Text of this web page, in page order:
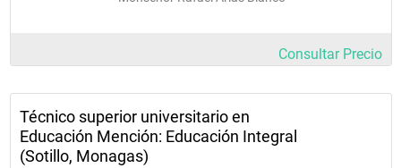
Consultar Precio
Técnico superior universitario en
Educación Mención: Educación Integral
(Sotillo, Monagas)